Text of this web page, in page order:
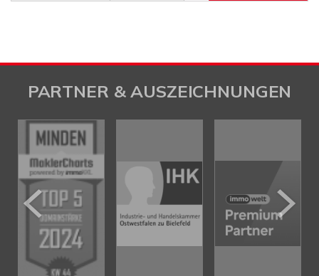
PARTNER & AUSZEICHNUNGEN